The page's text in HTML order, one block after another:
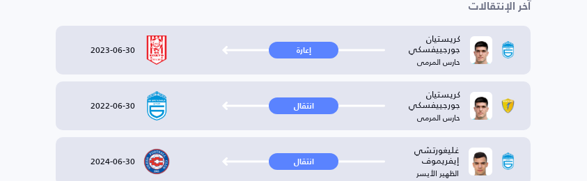
آخر الإنتقالات
كريستيان
جورجييفسكي
حارس المرمى
إعارة 2023-06-30
كريستيان
جورجييفسكي
حارس المرمى
انتقال 2022-06-30
غليغورتشي
إيفريموف
الظهير الأيسر
انتقال 2024-06-30